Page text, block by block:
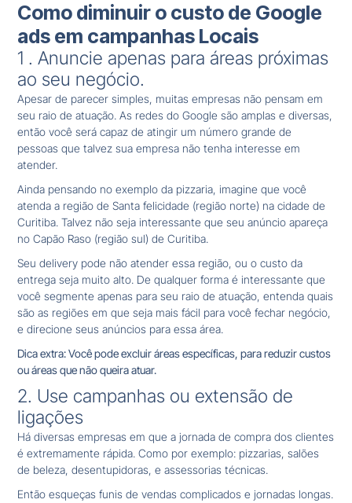
Como diminuir o custo de Google
ads em campanhas Locais
1 . Anuncie apenas para áreas próximas
ao seu negócio.
Apesar de parecer simples, muitas empresas não pensam em
seu raio de atuação. As redes do Google são amplas e diversas,
então você será capaz de atingir um número grande de
pessoas que talvez sua empresa não tenha interesse em
atender.
Ainda pensando no exemplo da pizzaria, imagine que você
atenda a região de Santa felicidade (região norte) na cidade de
Curitiba. Talvez não seja interessante que seu anúncio apareça
no Capão Raso (região sul) de Curitiba.
Seu delivery pode não atender essa região, ou o custo da
entrega seja muito alto. De qualquer forma é interessante que
você segmente apenas para seu raio de atuação, entenda quais
são as regiões em que seja mais fácil para você fechar negócio,
e direcione seus anúncios para essa área.
Dica extra: Você pode excluir áreas específicas, para reduzir custos
ou áreas que não queira atuar.
2. Use campanhas ou extensão de
ligações
Há diversas empresas em que a jornada de compra dos clientes
é extremamente rápida. Como por exemplo: pizzarias, salões
de beleza, desentupidoras, e assessorias técnicas.
Então esqueças funis de vendas complicados e jornadas longas.